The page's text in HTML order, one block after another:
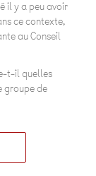
il y a peu avoir
ce contexte,
au Conseil
t-il quelles
groupe de